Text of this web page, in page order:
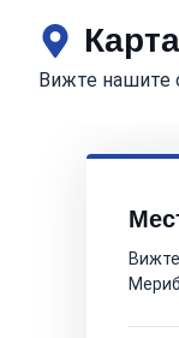
Вижте нашите